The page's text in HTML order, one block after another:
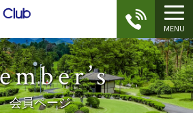
MENU
会員ページ